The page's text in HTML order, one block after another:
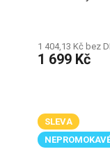
1 404,13 Kč bez
1 699 Kč
SLEVA